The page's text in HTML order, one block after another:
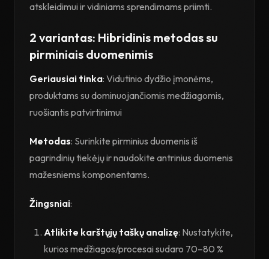
atskleidimui ir vidiniams sprendimams priimti.
2 variantas: Hibridinis metodas su
pirminiais duomenimis
Geriausiai tinka: Vidutinio dydžio įmonėms,
produktams su dominuojančiomis medžiagomis,
ruošiantis patvirtinimui
Metodas: Surinkite pirminius duomenis iš
pagrindinių tiekėjų ir naudokite antrinius duomenis
mažesniems komponentams.
Žingsniai:
Atlikite karštųjų taškų analizę: Nustatykite,
kurios medžiagos/procesai sudaro 70–80 %